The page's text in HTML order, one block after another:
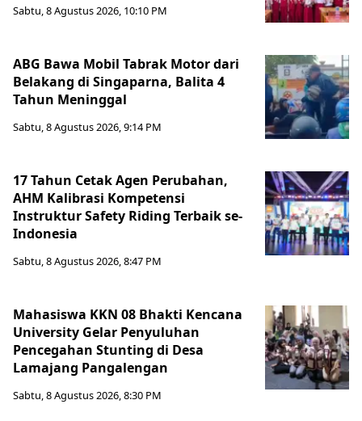
Sabtu, 8 Agustus 2026, 10:10 PM
ABG Bawa Mobil Tabrak Motor dari
Belakang di Singaparna, Balita 4
Tahun Meninggal
Sabtu, 8 Agustus 2026, 9:14 PM
17 Tahun Cetak Agen Perubahan,
AHM Kalibrasi Kompetensi
Instruktur Safety Riding Terbaik se-
Indonesia
Sabtu, 8 Agustus 2026, 8:47 PM
Mahasiswa KKN 08 Bhakti Kencana
University Gelar Penyuluhan
Pencegahan Stunting di Desa
Lamajang Pangalengan
Sabtu, 8 Agustus 2026, 8:30 PM